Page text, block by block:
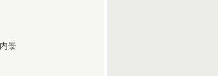
景